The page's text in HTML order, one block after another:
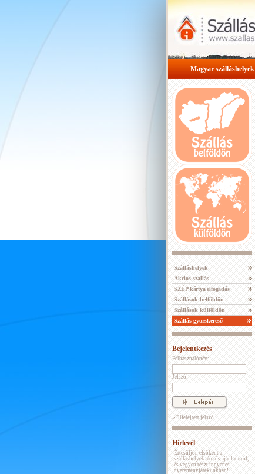
Magyar szálláshelyek
Szálláshelyek
Akciós szállás
SZÉP kártya elfogadás
Szállások belföldön
Szállások külföldön
Szállás gyorskereső
Bejelentkezés
Felhasználónév:
Jelszó:
» Elfelejtett jelszó
Hírlevél
Értesüljön elsőként a
szálláshelyek akciós ajánlatairól,
és vegyen részt ingyenes
nyereményjátékunkban!